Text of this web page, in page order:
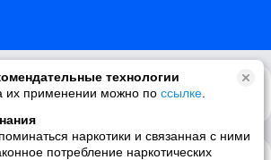
технологии
их применении можно по ссылке
наркотики и связанная с ними
потребление наркотических